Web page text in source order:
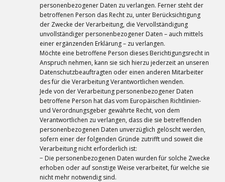
personenbezogener Daten zu verlangen. Ferner steht der
betroffenen Person das Recht zu, unter Berücksichtigung
der Zwecke der Verarbeitung, die Vervollständigung
unvollständiger personenbezogener Daten – auch mittels
einer ergänzenden Erklärung – zu verlangen.
Möchte eine betroffene Person dieses Berichtigungsrecht in
Anspruch nehmen, kann sie sich hierzu jederzeit an unseren
Datenschutzbeauftragten oder einen anderen Mitarbeiter
des für die Verarbeitung Verantwortlichen wenden.
Jede von der Verarbeitung personenbezogener Daten
betroffene Person hat das vom Europäischen Richtlinien-
und Verordnungsgeber gewährte Recht, von dem
Verantwortlichen zu verlangen, dass die sie betreffenden
personenbezogenen Daten unverzüglich gelöscht werden,
sofern einer der folgenden Gründe zutrifft und soweit die
Verarbeitung nicht erforderlich ist:
− Die personenbezogenen Daten wurden für solche Zwecke
erhoben oder auf sonstige Weise verarbeitet, für welche sie
nicht mehr notwendig sind.